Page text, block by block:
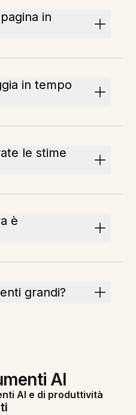
in
in tempo
le stime
è
grandi?
AI
AI e di produttività